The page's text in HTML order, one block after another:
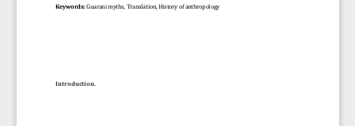
Keywords: Guarani myths, Translation, History of anthropology
Introduction.